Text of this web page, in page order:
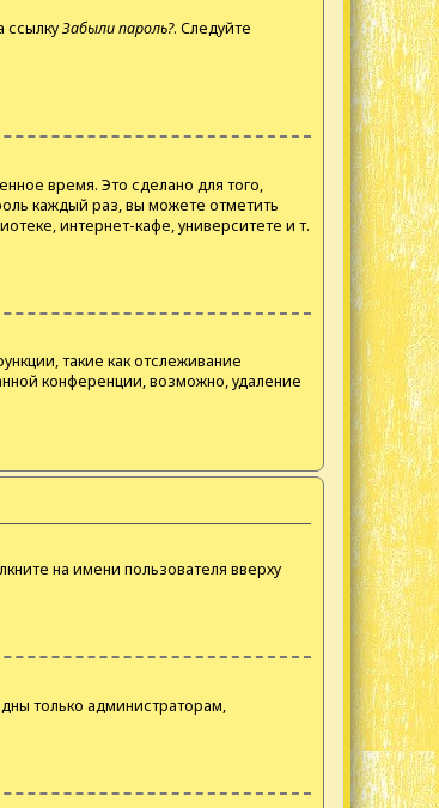
ссылкуЗабыли пароль?. Следуйте
время. Это сделано для того,
каждый раз, вы можете отметить
интернет-кафе, университете и т.
такие как отслеживание
конференции, возможно, удаление
на имени пользователя вверху
только администраторам,